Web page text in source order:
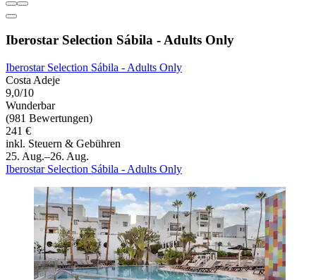
Iberostar Selection Sábila - Adults Only
Iberostar Selection Sábila - Adults Only
Costa Adeje
9,0/10
Wunderbar
(981 Bewertungen)
241 €
inkl. Steuern & Gebühren
25. Aug.–26. Aug.
Iberostar Selection Sábila - Adults Only